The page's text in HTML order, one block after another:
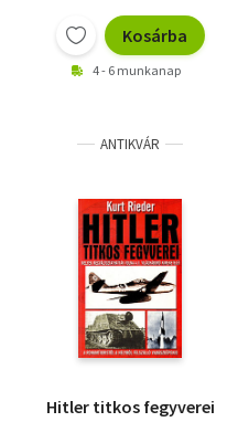
Kosárba
4 - 6 munkanap
ANTIKVÁR
Hitler titkos fegyverei